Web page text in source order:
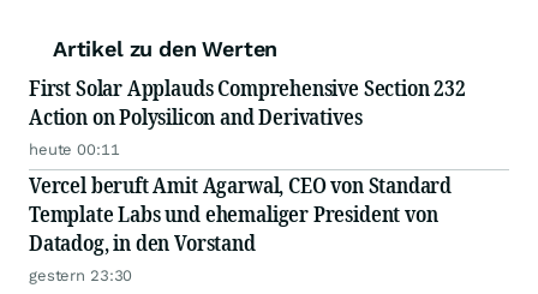
Artikel zu den Werten
First Solar Applauds Comprehensive Section 232
Action on Polysilicon and Derivatives
heute 00:11
Vercel beruft Amit Agarwal, CEO von Standard
Template Labs und ehemaliger President von
Datadog, in den Vorstand
gestern 23:30